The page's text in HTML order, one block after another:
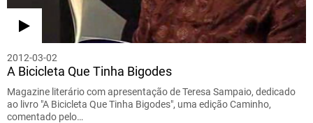
2012-03-02
A Bicicleta Que Tinha Bigodes
Magazine literário com apresentação de Teresa Sampaio, dedicado
ao livro "A Bicicleta Que Tinha Bigodes", uma edição Caminho,
comentado pelo…